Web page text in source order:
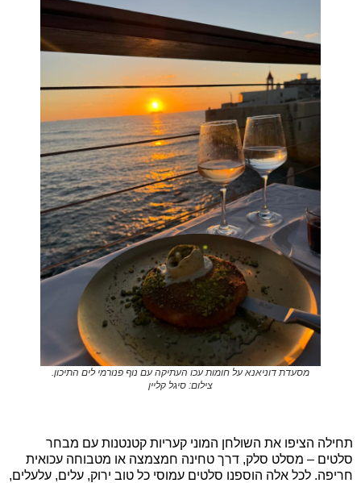
מסעדת דוניאנא על חומות עכו העתיקה עם נוף פנורמי לים התיכון.
צילום: סיגל קליין
תחילה הציפו את השולחן המוני קעריות קטנטנות עם מבחר
סלטים – מסלט סלק, דרך טחינה חמצמצה או מטבוחה עכואית
חריפה. לכל אלה הוספנו סלטים עמוסי כל טוב ירוק, עלים, עלעלים,